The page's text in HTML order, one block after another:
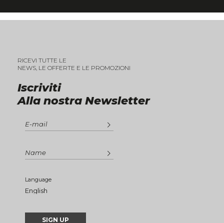
Iscriviti
Alla nostra Newsletter
RICEVI TUTTE LE
NEWS, LE OFFERTE E LE PROMOZIONI
Language